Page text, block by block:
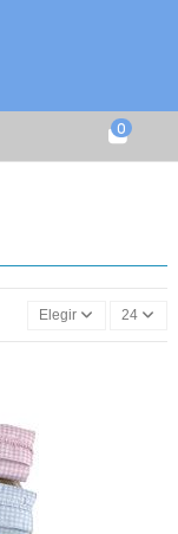
0
Elegir 24